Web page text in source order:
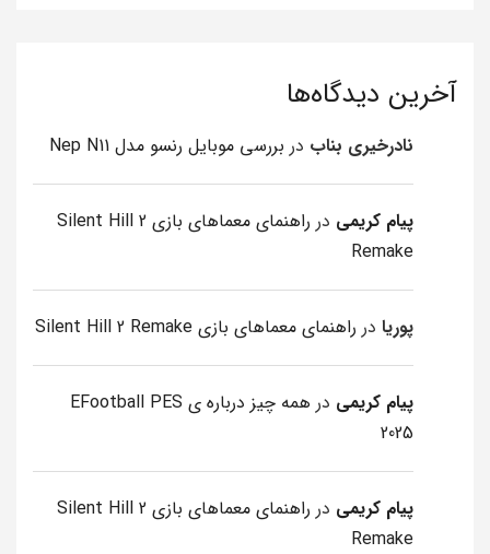
آخرین دیدگاه‌ها
نادرخیری بناب در بررسی موبایل رنسو مدل Nep N11
پیام کریمی در
راهنمای معماهای بازی Silent Hill 2
Remake
پوریا در راهنمای معماهای بازی Silent Hill 2 Remake
پیام کریمی در
همه چیز درباره ی EFootball PES
2025
پیام کریمی در
راهنمای معماهای بازی Silent Hill 2
Remake